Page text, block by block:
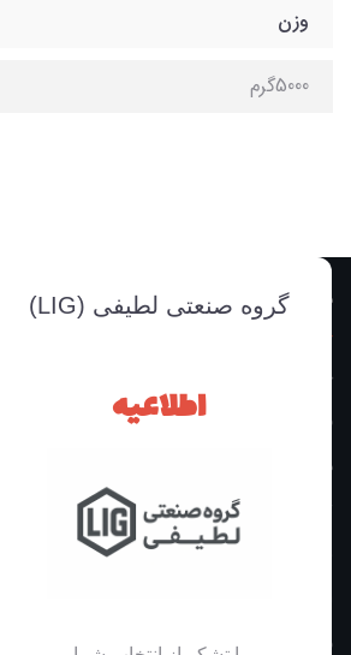
وزن
5000گرم
گروه صنعتی لطیفی (LIG)
اطلاعیه
دسترسی سریع
خانه
فروشگاه محصولات
درباره ما
فرم سفارشات تولید